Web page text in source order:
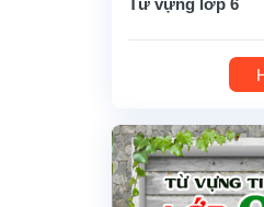
Từ vựng lớp 6